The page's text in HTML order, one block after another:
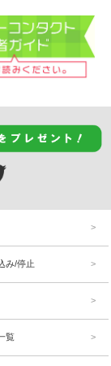
み/停止
覧